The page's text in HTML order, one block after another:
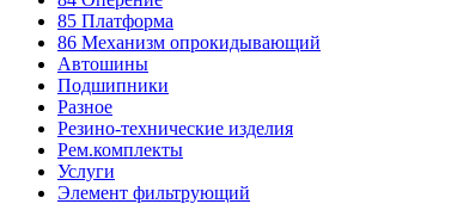
85 Платформа
86 Механизм опрокидывающий
Автошины
Подшипники
Разное
Резино-технические изделия
Рем.комплекты
Услуги
Элемент фильтрующий